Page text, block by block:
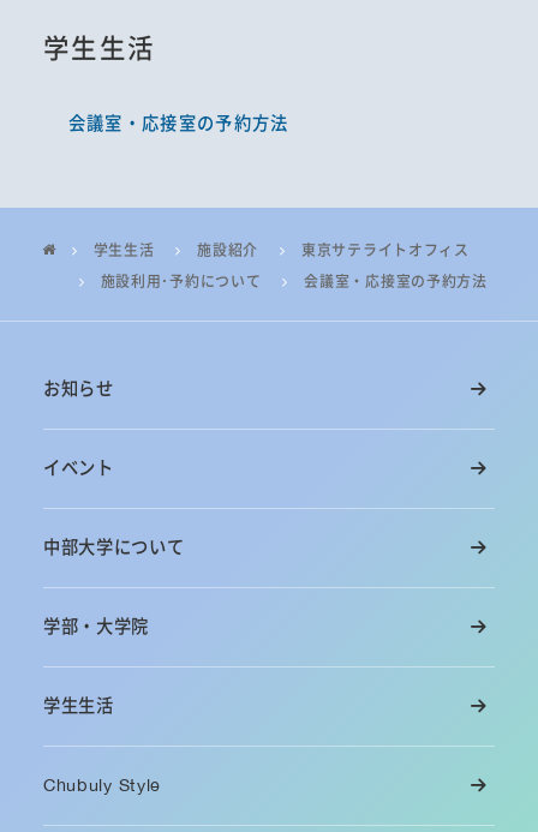
学生生活
会議室・応接室の予約方法
学生生活 施設紹介
東京サテライトオフィス
施設利用･予約について
会議室・応接室の予約方法
お知らせ
イベント
中部大学について
学部・大学院
学生生活
Chubuly Style